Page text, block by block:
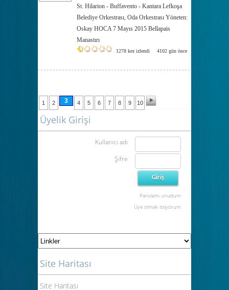
St. Hilarion - Buffavento - Kantara Lefkoşa
Belediye Orkestrası, Oda Orkestrası Yöneten:
Oskay HOCA 7 Mayıs 2015 Bellapais
Manastırı
1278 kez izlendi 4102 gün önce
1 2 3 4 5 6 7 8 9 10
Üyelik Girişi
Kullanıcı adı
Şifre
Parolamı unuttum
Üye olmak istiyorum
Site Haritası
Site Haritası